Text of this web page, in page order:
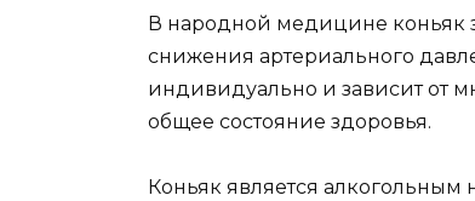
В народной медицине коньяк
снижения артериального
индивидуально и зависит от
общее состояние здоровья.
Коньяк является алкогольным